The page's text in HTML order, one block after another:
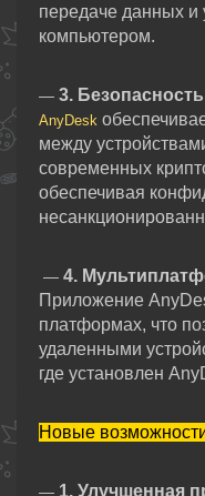
передаче данных
компьютером.
— 3. Безопасность
AnyDesk
между
современных
обеспечивая
— 4.
Приложение
платформах, что
удаленными
где установлен
Новые
— 1. Улучшенная